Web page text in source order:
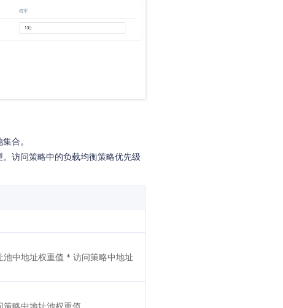
合。
。访问策略中的负载均衡策略优先级
中地址权重值 * 访问策略中地址
略中地址池权重值